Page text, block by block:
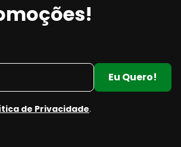
Eu Quero!
de Privacidade.